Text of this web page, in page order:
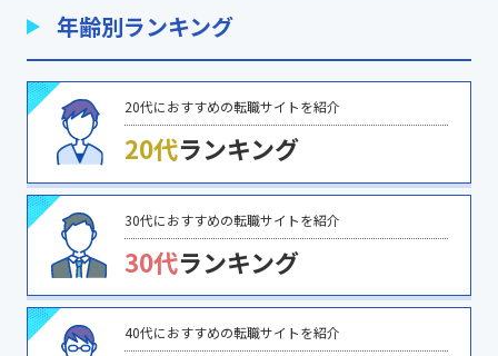
年齢別ランキング
20代におすすめの転職サイトを紹介
20代ランキング
30代におすすめの転職サイトを紹介
30代ランキング
40代におすすめの転職サイトを紹介